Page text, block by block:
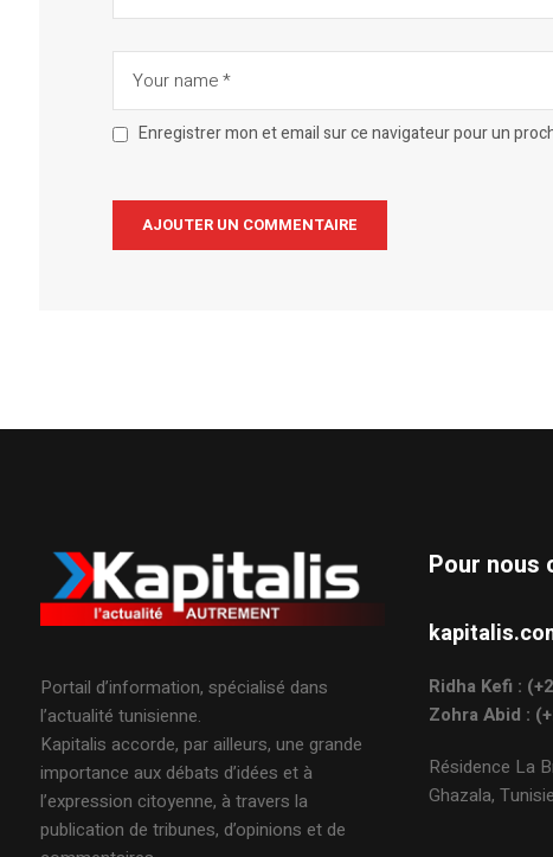
Enregistrer mon et email sur ce navigateur pour un
Portail d’information, spécialisé dans
l’actualité tunisienne.
Kapitalis accorde, par ailleurs, une grande
importance aux débats d’idées et à
l’expression citoyenne, à travers la
publication de tribunes, d’opinions et de
Pour nous
Ridha Kefi :
Zohra Abid :
Résidence La
Ghazala,